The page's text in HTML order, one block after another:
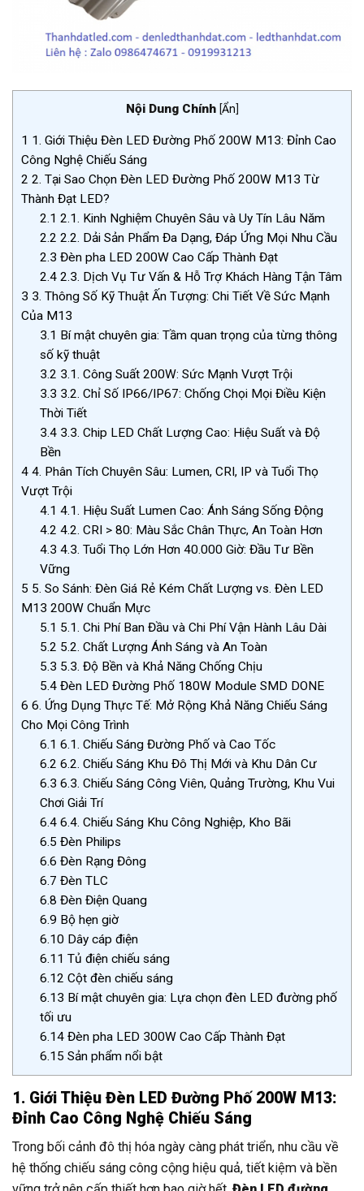
Nội Dung Chính [Ẩn]
1 1. Giới Thiệu Đèn LED Đường Phố 200W M13: Đỉnh Cao
Công Nghệ Chiếu Sáng
2 2. Tại Sao Chọn Đèn LED Đường Phố 200W M13 Từ
Thành Đạt LED?
2.1 2.1. Kinh Nghiệm Chuyên Sâu và Uy Tín Lâu Năm
2.2 2.2. Dải Sản Phẩm Đa Dạng, Đáp Ứng Mọi Nhu Cầu
2.3 Đèn pha LED 200W Cao Cấp Thành Đạt
2.4 2.3. Dịch Vụ Tư Vấn & Hỗ Trợ Khách Hàng Tận Tâm
3 3. Thông Số Kỹ Thuật Ấn Tượng: Chi Tiết Về Sức Mạnh
Của M13
3.1 Bí mật chuyên gia: Tầm quan trọng của từng thông
số kỹ thuật
3.2 3.1. Công Suất 200W: Sức Mạnh Vượt Trội
3.3 3.2. Chỉ Số IP66/IP67: Chống Chọi Mọi Điều Kiện
Thời Tiết
3.4 3.3. Chip LED Chất Lượng Cao: Hiệu Suất và Độ
Bền
4 4. Phân Tích Chuyên Sâu: Lumen, CRI, IP và Tuổi Thọ
Vượt Trội
4.1 4.1. Hiệu Suất Lumen Cao: Ánh Sáng Sống Động
4.2 4.2. CRI > 80: Màu Sắc Chân Thực, An Toàn Hơn
4.3 4.3. Tuổi Thọ Lớn Hơn 40.000 Giờ: Đầu Tư Bền
Vững
5 5. So Sánh: Đèn Giá Rẻ Kém Chất Lượng vs. Đèn LED
M13 200W Chuẩn Mực
5.1 5.1. Chi Phí Ban Đầu và Chi Phí Vận Hành Lâu Dài
5.2 5.2. Chất Lượng Ánh Sáng và An Toàn
5.3 5.3. Độ Bền và Khả Năng Chống Chịu
5.4 Đèn LED Đường Phố 180W Module SMD DONE
6 6. Ứng Dụng Thực Tế: Mở Rộng Khả Năng Chiếu Sáng
Cho Mọi Công Trình
6.1 6.1. Chiếu Sáng Đường Phố và Cao Tốc
6.2 6.2. Chiếu Sáng Khu Đô Thị Mới và Khu Dân Cư
6.3 6.3. Chiếu Sáng Công Viên, Quảng Trường, Khu Vui
Chơi Giải Trí
6.4 6.4. Chiếu Sáng Khu Công Nghiệp, Kho Bãi
6.5 Đèn Philips
6.6 Đèn Rạng Đông
6.7 Đèn TLC
6.8 Đèn Điện Quang
6.9 Bộ hẹn giờ
6.10 Dây cáp điện
6.11 Tủ điện chiếu sáng
6.12 Cột đèn chiếu sáng
6.13 Bí mật chuyên gia: Lựa chọn đèn LED đường phố
tối ưu
6.14 Đèn pha LED 300W Cao Cấp Thành Đạt
6.15 Sản phẩm nổi bật
1. Giới Thiệu Đèn LED Đường Phố 200W M13:
Đỉnh Cao Công Nghệ Chiếu Sáng
Trong bối cảnh đô thị hóa ngày càng phát triển, nhu cầu về
hệ thống chiếu sáng công cộng hiệu quả, tiết kiệm và bền